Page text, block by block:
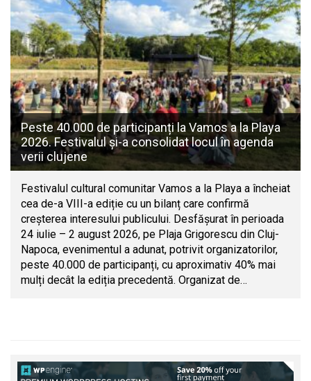
Peste 40.000 de participanți la Vamos a la Playa
2026. Festivalul și-a consolidat locul în agenda
verii clujene
Festivalul cultural comunitar Vamos a la Playa a încheiat
cea de-a VIII-a ediție cu un bilanț care confirmă
creșterea interesului publicului. Desfășurat în perioada
24 iulie – 2 august 2026, pe Plaja Grigorescu din Cluj-
Napoca, evenimentul a adunat, potrivit organizatorilor,
peste 40.000 de participanți, cu aproximativ 40% mai
mulți decât la ediția precedentă. Organizat de…